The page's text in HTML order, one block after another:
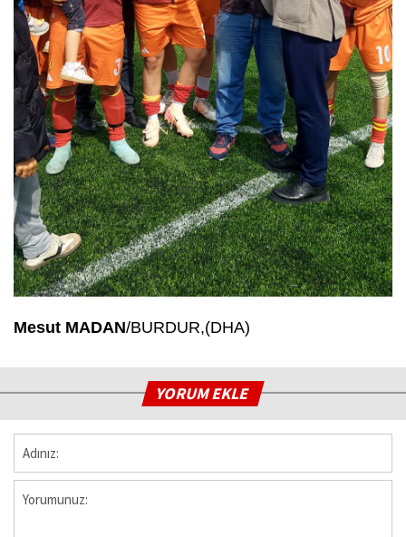
Mesut MADAN/BURDUR,(DHA)
YORUM EKLE